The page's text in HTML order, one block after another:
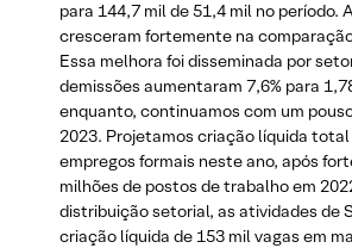
para 144,7 mil de 51,4 mil no período.
cresceram fortemente na
Essa melhora foi disseminada por
demissões aumentaram 7,6% para
enquanto, continuamos com um
2023. Projetamos criação líquida
empregos formais neste ano, após
milhões de postos de trabalho em
distribuição setorial, as atividades de
criação líquida de 153 mil vagas em